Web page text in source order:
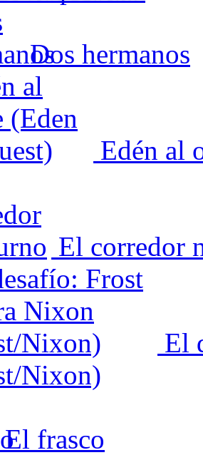
Dos hermanos
Edén al
El corredor
El
Nixon)
frasco